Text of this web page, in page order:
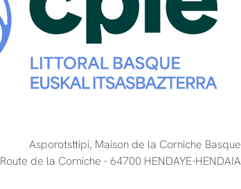
Asporotsttipi, Maison de la Corniche Basque
Route de la Corniche - 64700 HENDAYE-HENDAIA